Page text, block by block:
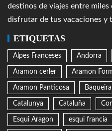
destinos de viajes entre
disfrutar de tus vacaciones y
ETIQUETAS
Alpes Franceses Andorra
Aramon cerler Aramon
Aramon Panticosa
Catalunya Cataluña
Esqui Aragon esqui francia